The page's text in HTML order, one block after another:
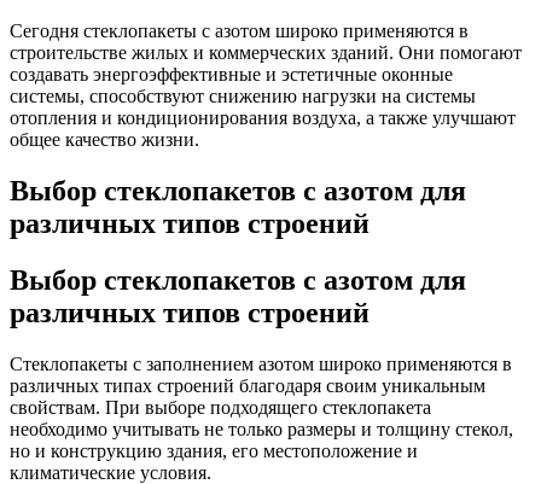
Сегодня стеклопакеты с азотом широко применяются в
строительстве жилых и коммерческих зданий. Они помогают
создавать энергоэффективные и эстетичные оконные
системы, способствуют снижению нагрузки на системы
отопления и кондиционирования воздуха, а также улучшают
общее качество жизни.
Выбор стеклопакетов с азотом для
различных типов строений
Выбор стеклопакетов с азотом для
различных типов строений
Стеклопакеты с заполнением азотом широко применяются в
различных типах строений благодаря своим уникальным
свойствам. При выборе подходящего стеклопакета
необходимо учитывать не только размеры и толщину стекол,
но и конструкцию здания, его местоположение и
климатические условия.